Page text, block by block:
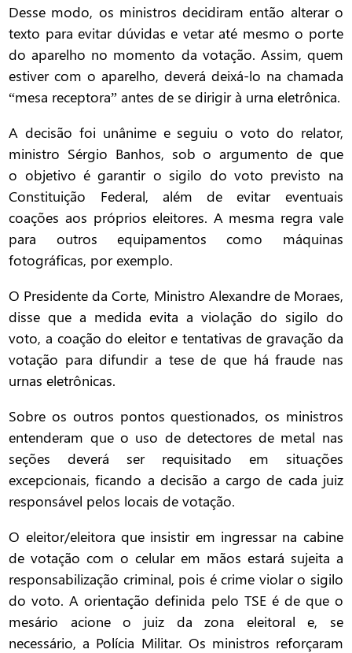
Desse modo, os ministros decidiram então alterar o
texto para evitar dúvidas e vetar até mesmo o porte
do aparelho no momento da votação. Assim, quem
estiver com o aparelho, deverá deixá-lo na chamada
“mesa receptora” antes de se dirigir à urna eletrônica.
A decisão foi unânime e seguiu o voto do relator,
ministro Sérgio Banhos, sob o argumento de que
o objetivo é garantir o sigilo do voto previsto na
Constituição Federal, além de evitar eventuais
coações aos próprios eleitores. A mesma regra vale
para outros equipamentos como máquinas
fotográficas, por exemplo.
O Presidente da Corte, Ministro Alexandre de Moraes,
disse que a medida evita a violação do sigilo do
voto, a coação do eleitor e tentativas de gravação da
votação para difundir a tese de que há fraude nas
urnas eletrônicas.
Sobre os outros pontos questionados, os ministros
entenderam que o uso de detectores de metal nas
seções deverá ser requisitado em situações
excepcionais, ficando a decisão a cargo de cada juiz
responsável pelos locais de votação.
O eleitor/eleitora que insistir em ingressar na cabine
de votação com o celular em mãos estará sujeita a
responsabilização criminal, pois é crime violar o sigilo
do voto. A orientação definida pelo TSE é de que o
mesário acione o juiz da zona eleitoral e, se
necessário, a Polícia Militar. Os ministros reforçaram